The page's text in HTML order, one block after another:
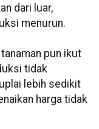
dari luar,
menurun.
pun ikut
tidak
lebih sedikit
harga tidak